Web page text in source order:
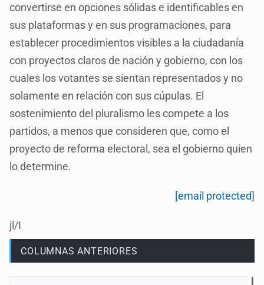
convertirse en opciones sólidas e identificables en
sus plataformas y en sus programaciones, para
establecer procedimientos visibles a la ciudadanía
con proyectos claros de nación y gobierno, con los
cuales los votantes se sientan representados y no
solamente en relación con sus cúpulas. El
sostenimiento del pluralismo les compete a los
partidos, a menos que consideren que, como el
proyecto de reforma electoral, sea el gobierno quien
lo determine.
[email protected]
jl/I
COLUMNAS ANTERIORES